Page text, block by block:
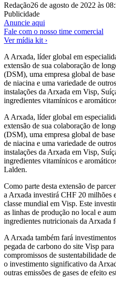
Redação26 de agosto de 2022 às
Publicidade
Anuncie aqui
Fale com o nosso time comercial
Ver mídia kit ›
A Arxada, líder global em
extensão de sua colaboração de
(DSM), uma empresa global de
de niacina e uma variedade de
instalações da Arxada em Visp,
ingredientes vitamínicos e
A Arxada, líder global em
extensão de sua colaboração de
(DSM), uma empresa global de
de niacina e uma variedade de
instalações da Arxada em Visp,
ingredientes vitamínicos e
Lalden.
Como parte desta extensão de
a Arxada investirá CHF 20 milhões
classe mundial em Visp. Este
as linhas de produção no local e
ingredientes nutricionais da Arxada
A Arxada também fará
pegada de carbono do site Visp
compromissos de sustentabilidade
o investimento significativo da
outras emissões de gases de efeito